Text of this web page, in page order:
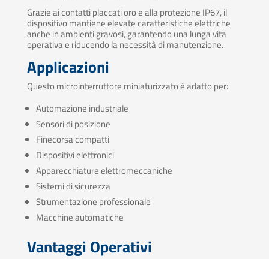
Grazie ai contatti placcati oro e alla protezione IP67, il
dispositivo mantiene elevate caratteristiche elettriche
anche in ambienti gravosi, garantendo una lunga vita
operativa e riducendo la necessità di manutenzione.
Applicazioni
Questo microinterruttore miniaturizzato è adatto per:
Automazione industriale
Sensori di posizione
Finecorsa compatti
Dispositivi elettronici
Apparecchiature elettromeccaniche
Sistemi di sicurezza
Strumentazione professionale
Macchine automatiche
Vantaggi Operativi